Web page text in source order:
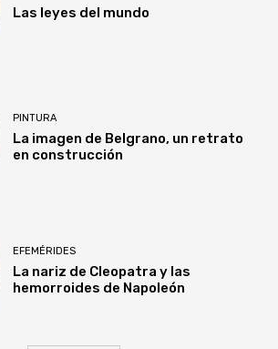
Las leyes del mundo
PINTURA
La imagen de Belgrano, un retrato
en construcción
EFEMÉRIDES
La nariz de Cleopatra y las
hemorroides de Napoleón